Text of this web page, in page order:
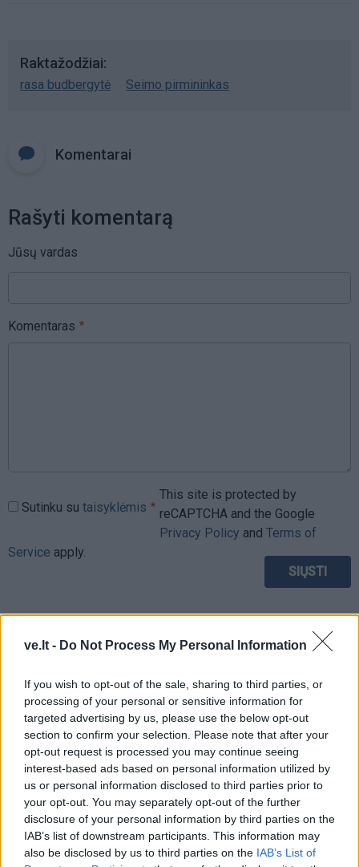
ve.lt - Do Not Process My Personal Information
If you wish to opt-out of the sale, sharing to third parties, or
processing of your personal or sensitive information for
targeted advertising by us, please use the below opt-out
section to confirm your selection. Please note that after your
opt-out request is processed you may continue seeing
interest-based ads based on personal information utilized by
us or personal information disclosed to third parties prior to
your opt-out. You may separately opt-out of the further
disclosure of your personal information by third parties on the
IAB’s list of downstream participants. This information may
also be disclosed by us to third parties on the IAB’s List of
Raktažodžiai
rasa budbergytė Seimo pirmininkas
Komentarai
Rašyti komentarą
Jūsų vardas
Komentaras
Sutinku su taisyklėmis
This site is protected by
reCAPTCHA and the Google
Privacy Policy and Terms of
Service apply.
TAIP PAT SKAITYKITE